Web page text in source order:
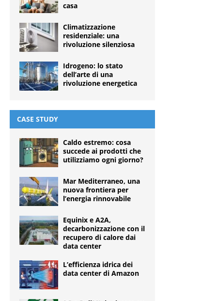
casa
Climatizzazione
residenziale: una
rivoluzione silenziosa
Idrogeno: lo stato
dell’arte di una
rivoluzione energetica
CASE STUDY
Caldo estremo: cosa
succede ai prodotti che
utilizziamo ogni giorno?
Mar Mediterraneo, una
nuova frontiera per
l’energia rinnovabile
Equinix e A2A,
decarbonizzazione con il
recupero di calore dai
data center
L’efficienza idrica dei
data center di Amazon